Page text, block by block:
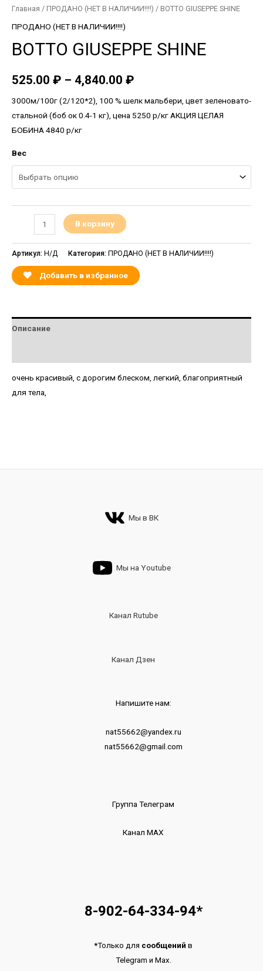
Главная / ПРОДАНО (НЕТ В НАЛИЧИИ!!!!) / BOTTO GIUSEPPE SHINE
ПРОДАНО (НЕТ В НАЛИЧИИ!!!!)
BOTTO GIUSEPPE SHINE
525.00 ₽ – 4,840.00 ₽
3000м/100г (2/120*2), 100 % шелк мальбери, цвет зеленовато-
стальной (боб ок 0.4-1 кг), цена 5250 р/кг АКЦИЯ ЦЕЛАЯ
БОБИНА 4840 р/кг
Вес
В корзину
Артикул: Н/Д Категория: ПРОДАНО (НЕТ В НАЛИЧИИ!!!!)
Добавить в избранное
Описание
очень красивый, с дорогим блеском, легкий, благоприятный
для тела,
Мы в ВК
Мы на Youtube
Канал Rutube
Канал Дзен
Напишите нам:
nat55662@yandex.ru
nat55662@gmail.com
Группа Телеграм
Канал МАХ
8-902-64-334-94*
*Только для сообщений в
Telegram и Max.